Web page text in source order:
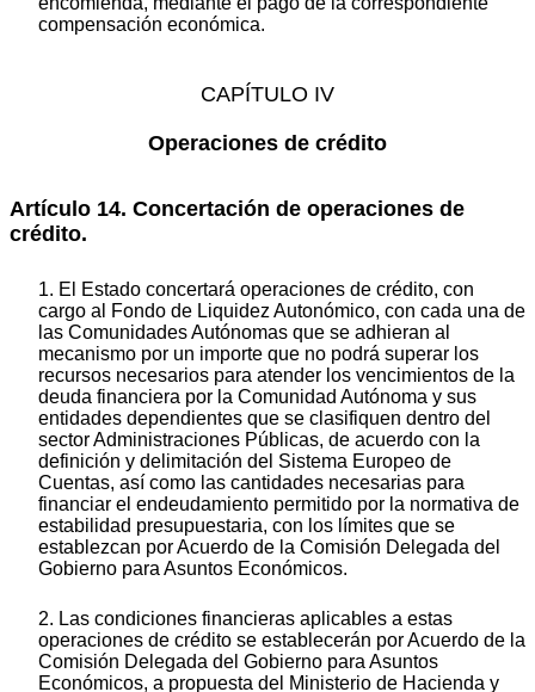
compensación económica.
CAPÍTULO IV
Operaciones de crédito
Artículo 14. Concertación de operaciones de
crédito.
1. El Estado concertará operaciones de crédito, con
cargo al Fondo de Liquidez Autonómico, con cada una de
las Comunidades Autónomas que se adhieran al
mecanismo por un importe que no podrá superar los
recursos necesarios para atender los vencimientos de la
deuda financiera por la Comunidad Autónoma y sus
entidades dependientes que se clasifiquen dentro del
sector Administraciones Públicas, de acuerdo con la
definición y delimitación del Sistema Europeo de
Cuentas, así como las cantidades necesarias para
financiar el endeudamiento permitido por la normativa de
estabilidad presupuestaria, con los límites que se
establezcan por Acuerdo de la Comisión Delegada del
Gobierno para Asuntos Económicos.
2. Las condiciones financieras aplicables a estas
operaciones de crédito se establecerán por Acuerdo de la
Comisión Delegada del Gobierno para Asuntos
Económicos, a propuesta del Ministerio de Hacienda y